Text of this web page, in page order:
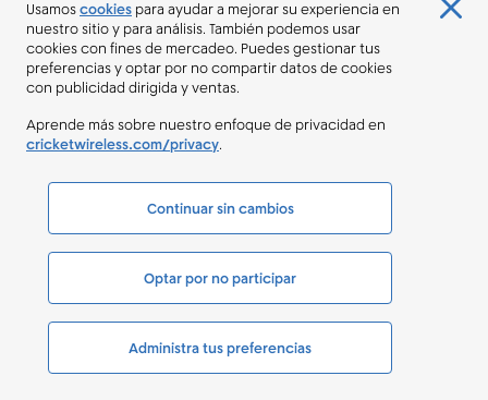
Usamoscookies para ayudar a mejorar su experiencia en
nuestro sitio y para análisis. También podemos usar
cookies con fines de mercadeo. Puedes gestionar tus
preferencias y optar por no compartir datos de cookies
con publicidad dirigida y ventas.
Aprende más sobre nuestro enfoque de privacidad en
cricketwireless.com/privacy.
Continuar sin cambios
Optar por no participar
Administra tus preferencias